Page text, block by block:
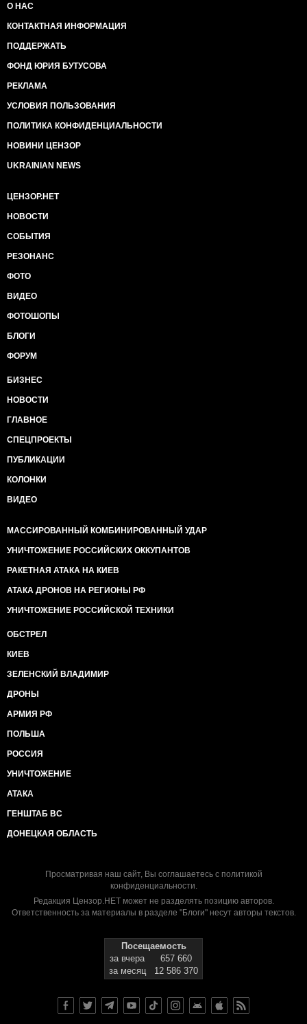
О НАС
КОНТАКТНАЯ ИНФОРМАЦИЯ
ПОДДЕРЖАТЬ
ФОНД ЮРИЯ БУТУСОВА
РЕКЛАМА
УСЛОВИЯ ПОЛЬЗОВАНИЯ
ПОЛИТИКА КОНФИДЕНЦИАЛЬНОСТИ
НОВИНИ ЦЕНЗОР
UKRAINIAN NEWS
ЦЕНЗОР.НЕТ
НОВОСТИ
СОБЫТИЯ
РЕЗОНАНС
ФОТО
ВИДЕО
ФОТОШОПЫ
БЛОГИ
ФОРУМ
БИЗНЕС
НОВОСТИ
ГЛАВНОЕ
СПЕЦПРОЕКТЫ
ПУБЛИКАЦИИ
КОЛОНКИ
ВИДЕО
МАССИРОВАННЫЙ КОМБИНИРОВАННЫЙ УДАР
УНИЧТОЖЕНИЕ РОССИЙСКИХ ОККУПАНТОВ
РАКЕТНАЯ АТАКА НА КИЕВ
АТАКА ДРОНОВ НА РЕГИОНЫ РФ
УНИЧТОЖЕНИЕ РОССИЙСКОЙ ТЕХНИКИ
ОБСТРЕЛ
КИЕВ
ЗЕЛЕНСКИЙ ВЛАДИМИР
ДРОНЫ
АРМИЯ РФ
ПОЛЬША
РОССИЯ
УНИЧТОЖЕНИЕ
АТАКА
ГЕНШТАБ ВС
ДОНЕЦКАЯ ОБЛАСТЬ
Просматривая наш сайт, Вы соглашаетесь с политикой
конфиденциальности.
Редакция Цензор.НЕТ может не разделять позицию авторов.
Ответственность за материалы в разделе "Блоги" несут авторы текстов.
Посещаемость
за вчера
657 660
за месяц
12 586 370